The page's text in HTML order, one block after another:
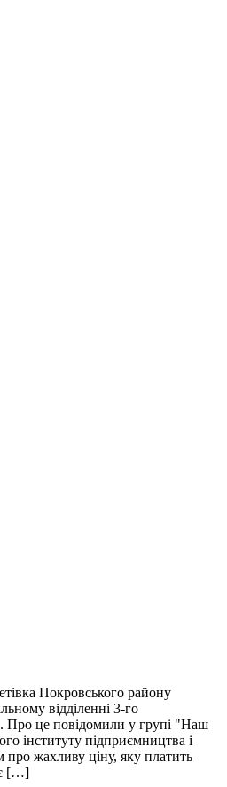
Покровського району
відділенні 3-го
Про це повідомили у групі "Наш
інституту підприємництва і
про жахливу ціну, яку платить
[…]